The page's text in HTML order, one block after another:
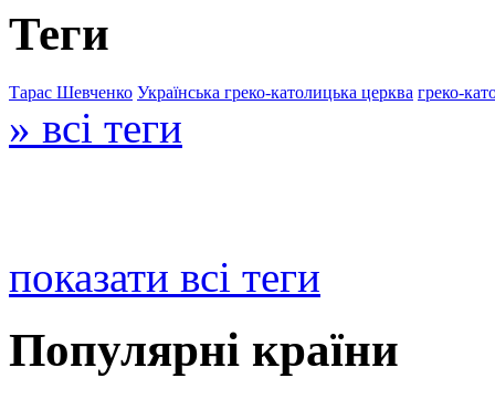
Теги
Тарас Шевченко Українська греко-католицька церква греко-
» всі теги
показати всі теги
Популярні країни